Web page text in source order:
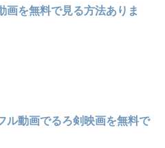
画を無料で見る方法ありま
ル動画でるろ剣映画を無料で